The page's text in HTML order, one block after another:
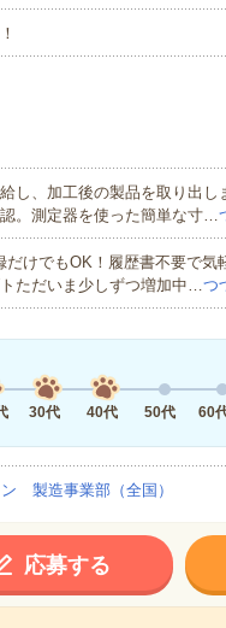
し、加工後の製品を取り出し
。測定器を使った簡単な寸…
けでもOK！履歴書不要で
ただいま少しずつ増加中…つ
30代 40代 50代 60
製造事業部（全国）
応募する